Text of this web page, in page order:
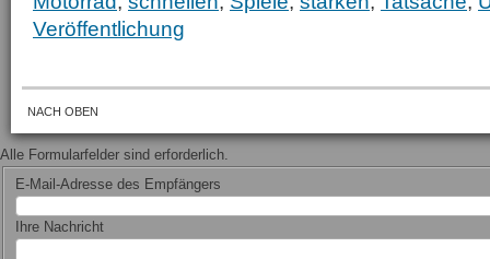
Veröffentlichung
NACH OBEN
Alle Formularfelder sind erforderlich.
E-Mail-Adresse des Empfängers
Ihre Nachricht